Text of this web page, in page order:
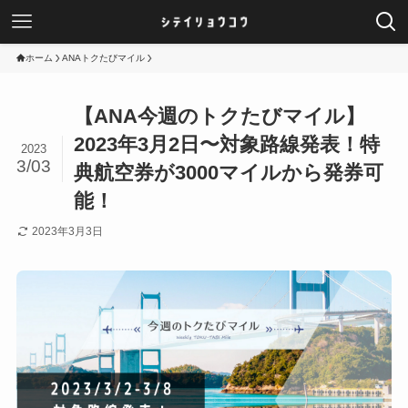
ホーム ANAトクたびマイル
【ANA今週のトクたびマイル】
2023年3月2日〜対象路線発表！特
典航空券が3000マイルから発券可
能！
2023
3/03
2023年3月3日